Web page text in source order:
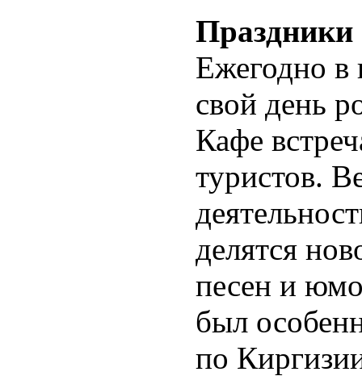
Праздники
Ежегодно в
свой день
Кафе
туристов.
делятся
песен и
был
по